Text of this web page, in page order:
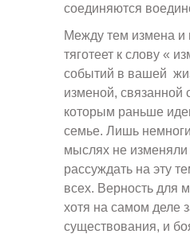
соединяются
Между тем измена и
тяготеет к слову «
событий в вашей
изменой, связанной
которым раньше
семье. Лишь
мыслях не
рассуждать на эту
всех. Верность для
хотя на самом деле
существования, и